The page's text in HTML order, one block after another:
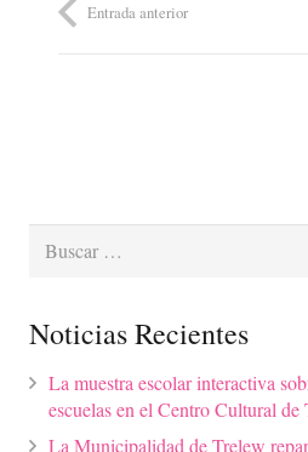
Entrada anterior
Buscar:
Noticias Recientes
La muestra escolar interactiva
escuelas en el Centro Cultural de
La Municipalidad de Trelew